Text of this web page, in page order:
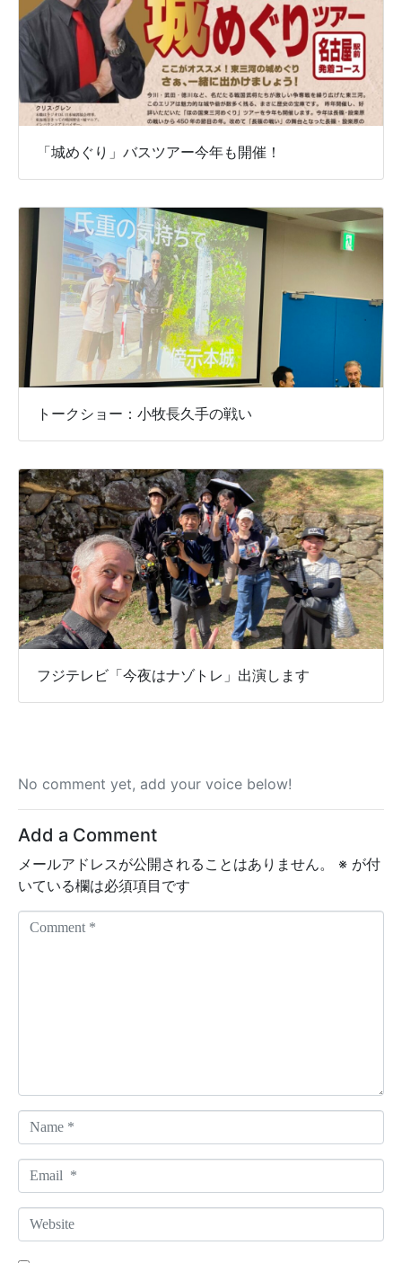
「城めぐり」バスツアー今年も開催！
トークショー：小牧長久手の戦い
フジテレビ「今夜はナゾトレ」出演します
No comment yet, add your voice below!
Add a Comment
メールアドレスが公開されることはありません。 ※ が付
いている欄は必須項目です
a
m
*
m
aW
e